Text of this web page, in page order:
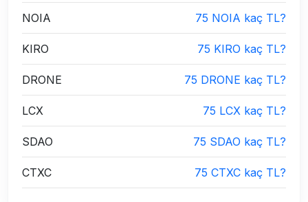
NOIA 75 NOIA kaç TL?
KIRO 75 KIRO kaç TL?
DRONE 75 DRONE kaç TL?
LCX 75 LCX kaç TL?
SDAO 75 SDAO kaç TL?
CTXC 75 CTXC kaç TL?